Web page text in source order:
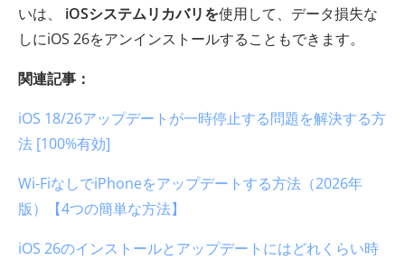
いは、 iOSシステムリカバリを使用して、データ損失な
しにiOS 26をアンインストールすることもできます。
関連記事：
iOS 18/26アップデートが一時停止する問題を解決する方
法 [100%有効]
Wi-FiなしでiPhoneをアップデートする方法（2026年
版）【4つの簡単な方法】
iOS 26のインストールとアップデートにはどれくらい時